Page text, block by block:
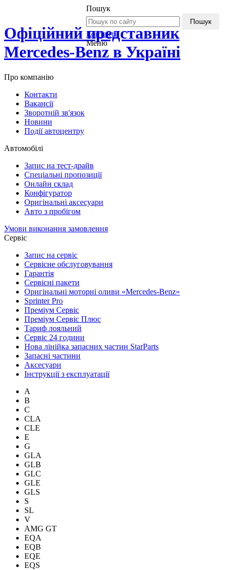
Офіційний представник
Mercedes-Benz в Україні
Пошук
Пошук
Контакти
Меню
Про компанію
Контакти
Вакансії
Зворотній зв'язок
Новини
Події автоцентру
Автомобілі
Запис на тест-драйв
Спеціальні пропозиції
Онлайн склад
Конфігуратор
Оригінальні аксесуари
Авто з пробігом
Умови виконання замовлення
Сервіс
Запис на сервіс
Сервісне обслуговування
Гарантія
Сервісні пакети
Оригінальні моторні оливи «Mercedes-Benz»
Sprinter Pro
Преміум Сервіс
Преміум Сервіс Плюс
Тариф лояльний
Сервіс 24 години
Нова лінійка запасних частин StarParts
Запасні частини
Аксесуари
Інструкції з експлуатації
A
B
C
CLA
CLE
E
G
GLA
GLB
GLC
GLE
GLS
S
SL
V
AMG GT
EQA
EQB
EQE
EQS